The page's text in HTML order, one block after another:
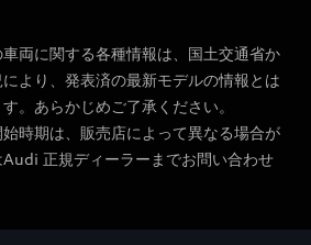
両に関する各種情報は、国土交通省か
より、発表済の最新モデルの情報とは
。あらかじめご了承ください。
時期は、販売店によって異なる場合が
正規ディーラーまでお問い合わせ